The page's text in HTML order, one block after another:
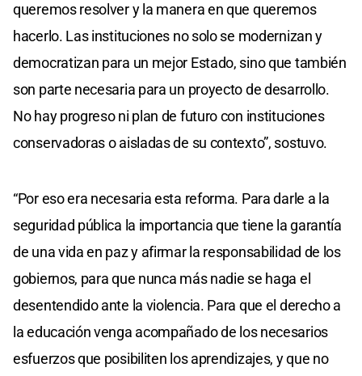
queremos resolver y la manera en que queremos
hacerlo. Las instituciones no solo se modernizan y
democratizan para un mejor Estado, sino que también
son parte necesaria para un proyecto de desarrollo.
No hay progreso ni plan de futuro con instituciones
conservadoras o aisladas de su contexto”, sostuvo.
“Por eso era necesaria esta reforma. Para darle a la
seguridad pública la importancia que tiene la garantía
de una vida en paz y afirmar la responsabilidad de los
gobiernos, para que nunca más nadie se haga el
desentendido ante la violencia. Para que el derecho a
la educación venga acompañado de los necesarios
esfuerzos que posibiliten los aprendizajes, y que no